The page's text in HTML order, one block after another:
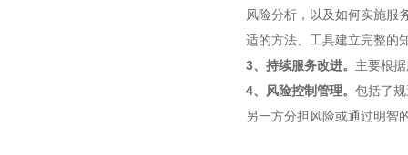
风险分析，以及如何实施服
适的方法、工具建立完整的
3、持续服务改进。 主要根
4、风险控制管理。 包括了
另一方分担风险或通过明智